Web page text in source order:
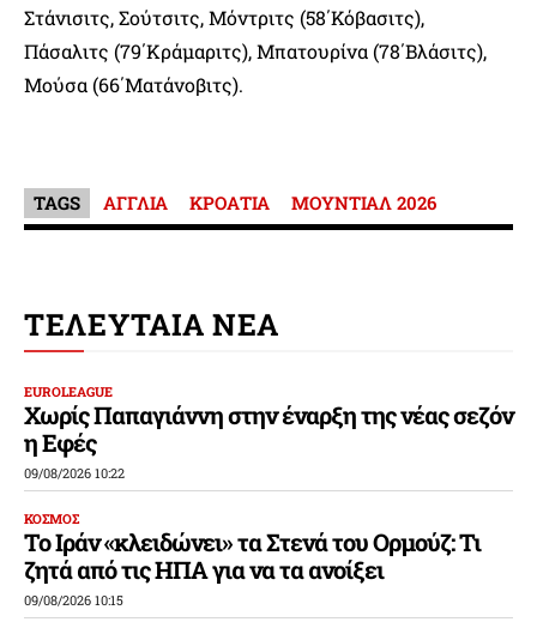
Στάνισιτς, Σούτσιτς, Μόντριτς (58΄Κόβασιτς),
Πάσαλιτς (79΄Κράμαριτς), Μπατουρίνα (78΄Βλάσιτς),
Μούσα (66΄Ματάνοβιτς).
TAGS ΑΓΓΛΙΑ ΚΡΟΑΤΙΑ ΜΟΥΝΤΙΑΛ 2026
ΤΕΛΕΥΤΑΙΑ ΝΕΑ
EUROLEAGUE
Χωρίς Παπαγιάννη στην έναρξη της νέας σεζόν
η Εφές
09/08/2026 10:22
ΚΟΣΜΟΣ
Το Ιράν «κλειδώνει» τα Στενά του Ορμούζ: Τι
ζητά από τις ΗΠΑ για να τα ανοίξει
09/08/2026 10:15